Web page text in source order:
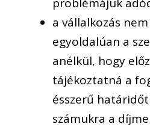
a vállalkozás
egyoldalúan a
anélkül, hogy
tájékoztatná a
ésszerű
számukra a